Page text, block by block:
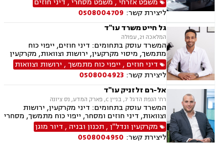
נדל"ן, מכר דירה, ייפוי כוח מתמשך
ליצירת קשר: 0508004709
גל חייט משרד עו"ד
המלאכה 21, עפולה
המשרד עוסק בתחומים: דיני חוזים, ייפוי כוח
מתמשך, מיסוי מקרקעין, ירושות וצוואות, מקרקעין
ונדל"ן, עסקאות מכר דירה, נדל"ן מסחרי, הסכמי
ממון
דיני חוזים , ייפוי כוח מתמשך, ירושות וצוואות
ליצירת קשר: 0508004923
אל-רם זלזניק עו"ד
רח' הנפת הדגל 7, בניין C, פארק המדע, נס ציונה
המשרד עוסק בתחומים: דיני מקרקעין, ירושות
וצוואות, דיני חוזים ומסחר, ייפוי כוח מתמשך, מסחרי
אזרחימקרקעין ונדל"ן, תכנון ובניה , דיור מוגן
ליצירת קשר: 0508004950